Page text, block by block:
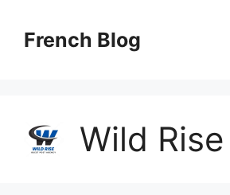
contentFrench Blog
Wild Rise